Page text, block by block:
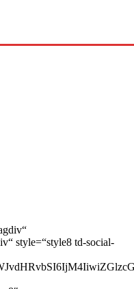
style=“style8 td-social-